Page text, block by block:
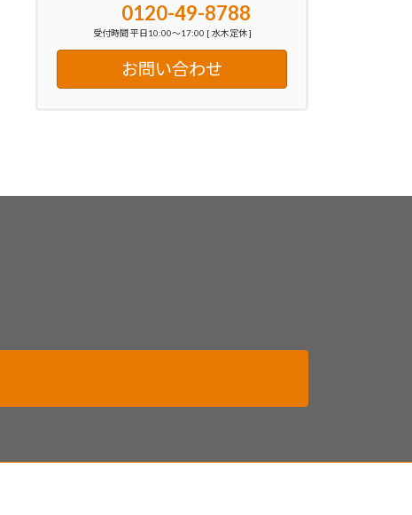
0120-49-8788
受付時間 平日10:00～17:00 [ 水木定休 ]
お問い合わせ